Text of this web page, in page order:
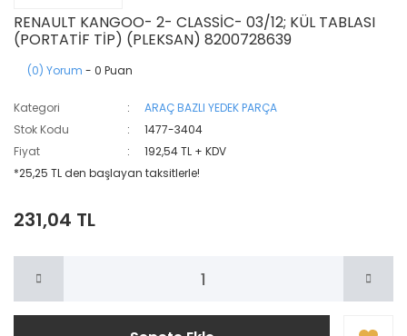
RENAULT KANGOO- 2- CLASSİC- 03/12; KÜL TABLASI
(PORTATİF TİP) (PLEKSAN) 8200728639
(0) Yorum - 0 Puan
Kategori
ARAÇ BAZLI YEDEK PARÇA
Stok Kodu
1477-3404
Fiyat
192,54 TL + KDV
*25,25 TL den başlayan taksitlerle!
231,04 TL